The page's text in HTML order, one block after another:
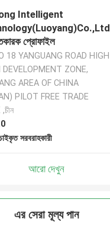
Intelligent
প্রোফাইল
18 YANGUANG ROAD HIGH
DEVELOPMENT ZONE,
AREA OF CHINA
PILOT FREE TRADE
সরবরাহকারী
আরো দেখুন
এর সেরা মূল্য পান